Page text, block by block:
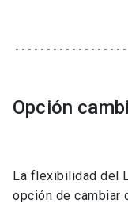
Opción
La flexibilidad del
opción de cambiar